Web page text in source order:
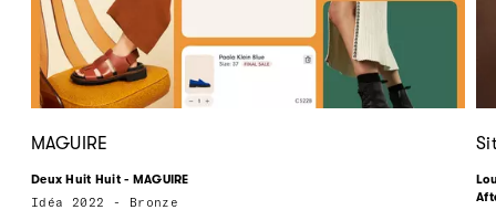
MAGUIRE
Deux Huit Huit - MAGUIRE
Idéa 2022 - Bronze